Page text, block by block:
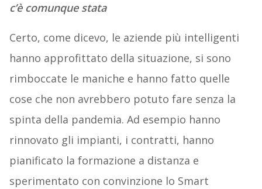
c’è comunque stata
Certo, come dicevo, le aziende più intelligenti
hanno approfittato della situazione, si sono
rimboccate le maniche e hanno fatto quelle
cose che non avrebbero potuto fare senza la
spinta della pandemia. Ad esempio hanno
rinnovato gli impianti, i contratti, hanno
pianificato la formazione a distanza e
sperimentato con convinzione lo Smart